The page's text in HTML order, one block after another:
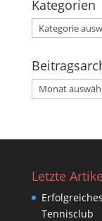
Kategorien
Kategorien
Beitragsarchiv
Letzte
Tennisclub